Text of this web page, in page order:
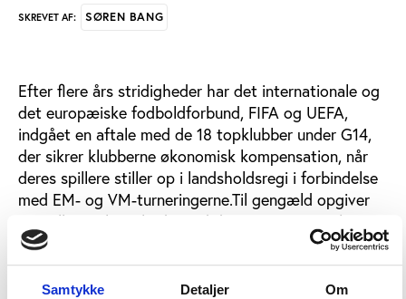
Samtykke Detaljer Om
SKREVET AF: SØREN BANG
Efter flere års stridigheder har det internationale og
det europæiske fodboldforbund, FIFA og UEFA,
indgået en aftale med de 18 topklubber under G14,
der sikrer klubberne økonomisk kompensation, når
deres spillere stiller op i landsholdsregi i forbindelse
med EM- og VM-turneringerne.Til gengæld opgiver
G14 alle retslige skridt mod de to internationale
forbund, der er blevet ført gennem klubberne
Charleroi og Lyon fra henholdsvis Belgien og
Frankrig, ligesom G14 efter planen vil nedlægge sig